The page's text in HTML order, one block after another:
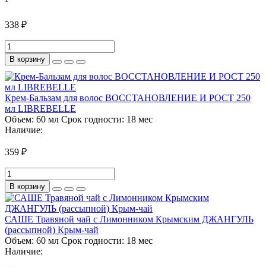
338 ₽
В корзину
Крем-Бальзам для волос ВОССТАНОВЛЕНИЕ И РОСТ 250
мл LIBREBELLE
Объем: 60 мл Срок годности: 18 мес
Наличие:
359 ₽
В корзину
САШЕ Травяной чай с Лимонником Крымским ДЖАНГУЛЬ
(рассыпной) Крым-чай
Объем: 60 мл Срок годности: 18 мес
Наличие: